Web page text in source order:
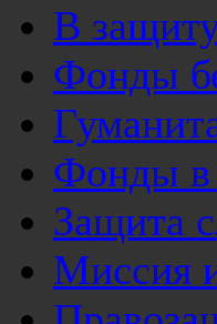
В
Фонды
Фонды в
Защита
Миссия